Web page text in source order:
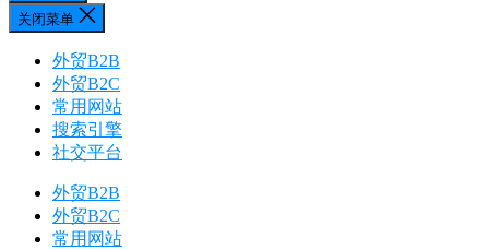
关闭菜单
外贸B2B
外贸B2C
常用网站
搜索引擎
社交平台
外贸B2B
外贸B2C
常用网站